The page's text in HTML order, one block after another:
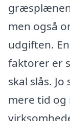
men også
udgiften.
faktorer er
skal slås.
mere tid og